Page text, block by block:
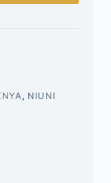
, NIUNI